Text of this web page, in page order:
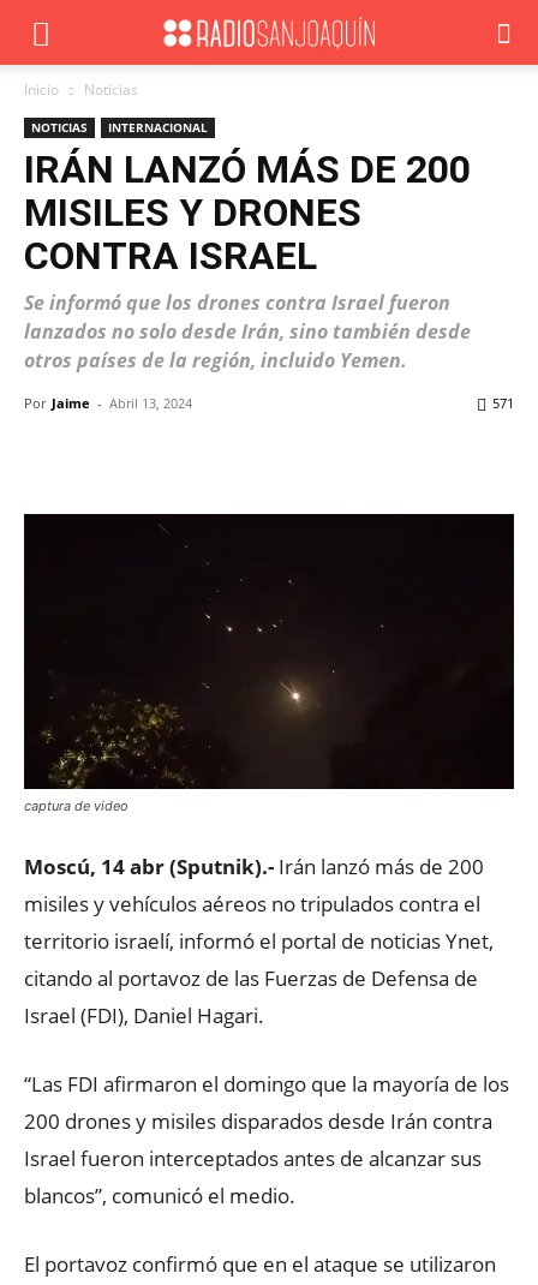
Inicio Noticias
NOTICIAS INTERNACIONAL
IRÁN LANZÓ MÁS DE 200
MISILES Y DRONES
CONTRA ISRAEL
Se informó que los drones contra Israel fueron
lanzados no solo desde Irán, sino también desde
otros países de la región, incluido Yemen.
Por Jaime - Abril 13, 2024 571
captura de video
Moscú, 14 abr (Sputnik).- Irán lanzó más de 200
misiles y vehículos aéreos no tripulados contra el
territorio israelí, informó el portal de noticias Ynet,
citando al portavoz de las Fuerzas de Defensa de
Israel (FDI), Daniel Hagari.
“Las FDI afirmaron el domingo que la mayoría de los
200 drones y misiles disparados desde Irán contra
Israel fueron interceptados antes de alcanzar sus
blancos”, comunicó el medio.
El portavoz confirmó que en el ataque se utilizaron